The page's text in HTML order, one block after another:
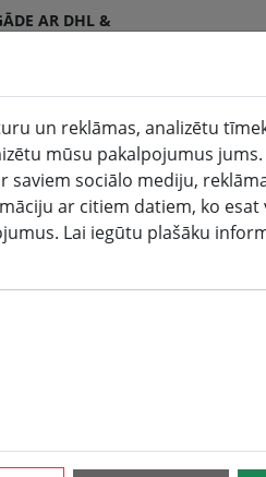
AR DHL &
un
Dzīvesviet
a
un reklāmas, analizētu
mūsu pakalpojumus jums.
sociālo mediju,
ar citiem datiem, ko esat
Lai iegūtu plašāku